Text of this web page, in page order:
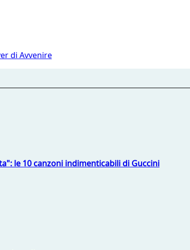
di Avvenire
le 10 canzoni indimenticabili di Guccini